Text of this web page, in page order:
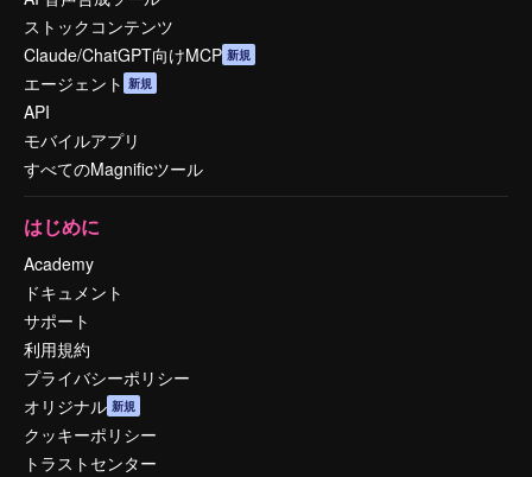
ストックコンテンツ
Claude/ChatGPT向けMCP 新規
エージェント 新規
API
モバイルアプリ
すべてのMagnificツール
はじめに
Academy
ドキュメント
サポート
利用規約
プライバシーポリシー
オリジナル 新規
クッキーポリシー
トラストセンター